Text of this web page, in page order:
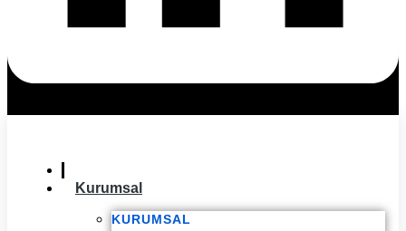
Kurumsal
KURUMSAL